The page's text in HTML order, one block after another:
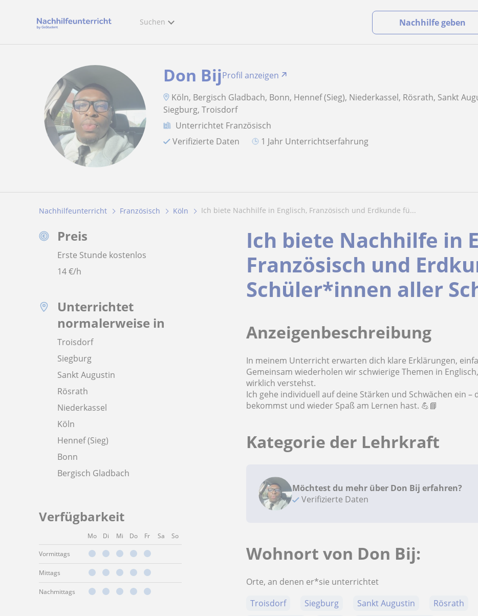
Suchen Nachhilfe geben
Don BijProfil anzeigen
Köln, Bergisch Gladbach, Bonn, Hennef (Sieg), Niederkassel, Rösrath, Sankt
Siegburg, Troisdorf
Unterrichtet Französisch
Verifizierte Daten
1 Jahr Unterrichtserfahrung
Nachhilfeunterricht Französisch Köln Ich biete Nachhilfe in Englisch, Französisch und Erdkunde fü...
Preis
Erste Stunde kostenlos
14€/h
Unterrichtet
normalerweise in
Troisdorf
Siegburg
Sankt Augustin
Rösrath
Niederkassel
Köln
Hennef (Sieg)
Bonn
Bergisch Gladbach
Verfügbarkeit
Mo Di Mi Do Fr Sa So
Vormittags
Mittags
Nachmittags
Ich biete Nachhilfe in
Französisch und
Schüler*innen aller
Anzeigenbeschreibung
In meinem Unterricht erwarten dich klare Erklärungen,
Gemeinsam wiederholen wir schwierige Themen in
wirklich verstehst.
Ich gehe individuell auf deine Stärken und Schwächen ein
bekommst und wieder Spaß am Lernen hast. 💪📘
Kategorie der Lehrkraft
Möchtest du mehr über Don Bij erfahren?
Verifizierte Daten
Wohnort von Don Bij:
Orte, an denen er*sie unterrichtet
Troisdorf
Siegburg Sankt Augustin Rösrath